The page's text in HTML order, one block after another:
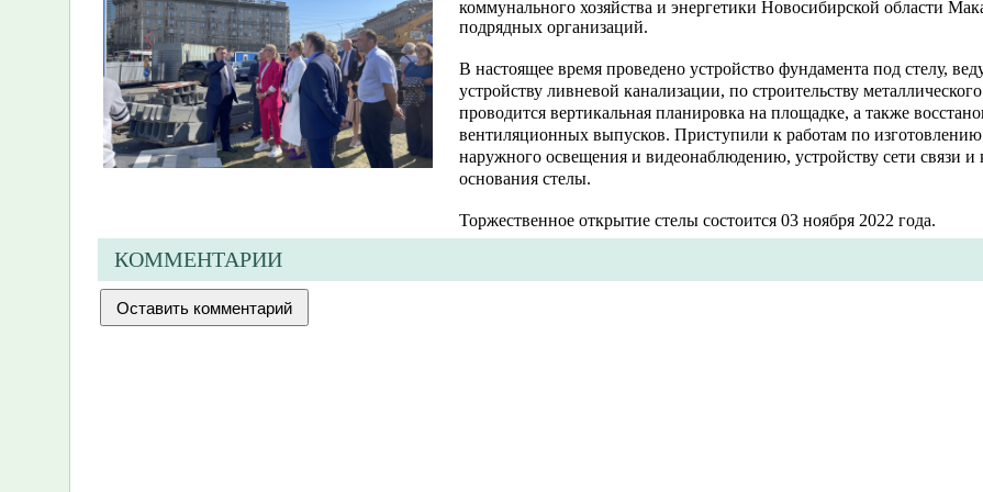
коммунального хозяйства и энергетики Новосибирской области
подрядных организаций.
В настоящее время проведено устройство фундамента под стелу,
устройству ливневой канализации, по строительству
проводится вертикальная планировка на площадке, а также
вентиляционных выпусков. Приступили к работам по
наружного освещения и видеонаблюдению, устройству сети связи и
основания стелы.
Торжественное открытие стелы состоится 03 ноября 2022 года.
КОММЕНТАРИИ